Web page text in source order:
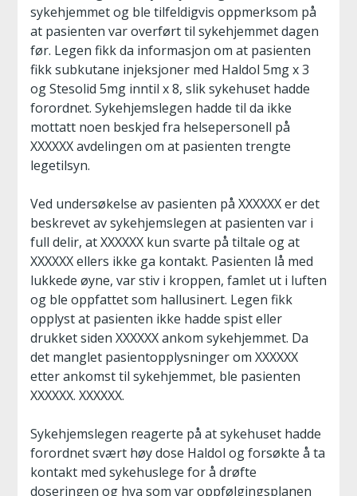
sykehjemmet og ble tilfeldigvis oppmerksom på
at pasienten var overført til sykehjemmet dagen
før. Legen fikk da informasjon om at pasienten
fikk subkutane injeksjoner med Haldol 5mg x 3
og Stesolid 5mg inntil x 8, slik sykehuset hadde
forordnet. Sykehjemslegen hadde til da ikke
mottatt noen beskjed fra helsepersonell på
XXXXXX avdelingen om at pasienten trengte
legetilsyn.
Ved undersøkelse av pasienten på XXXXXX er det
beskrevet av sykehjemslegen at pasienten var i
full delir, at XXXXXX kun svarte på tiltale og at
XXXXXX ellers ikke ga kontakt. Pasienten lå med
lukkede øyne, var stiv i kroppen, famlet ut i luften
og ble oppfattet som hallusinert. Legen fikk
opplyst at pasienten ikke hadde spist eller
drukket siden XXXXXX ankom sykehjemmet. Da
det manglet pasientopplysninger om XXXXXX
etter ankomst til sykehjemmet, ble pasienten
XXXXXX. XXXXXX.
Sykehjemslegen reagerte på at sykehuset hadde
forordnet svært høy dose Haldol og forsøkte å ta
kontakt med sykehuslege for å drøfte
doseringen og hva som var oppfølgingsplanen